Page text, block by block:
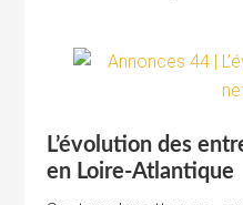
L’évolution des
en Loire-Atlantique